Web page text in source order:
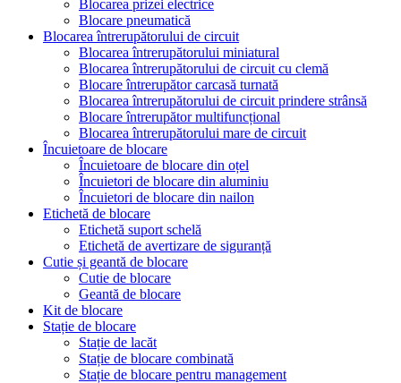
Blocarea prizei electrice
Blocare pneumatică
Blocarea întrerupătorului de circuit
Blocarea întrerupătorului miniatural
Blocarea întrerupătorului de circuit cu clemă
Blocare întrerupător carcasă turnată
Blocarea întrerupătorului de circuit prindere strânsă
Blocare întrerupător multifuncțional
Blocarea întrerupătorului mare de circuit
Încuietoare de blocare
Încuietoare de blocare din oțel
Încuietori de blocare din aluminiu
Încuietori de blocare din nailon
Etichetă de blocare
Etichetă suport schelă
Etichetă de avertizare de siguranță
Cutie și geantă de blocare
Cutie de blocare
Geantă de blocare
Kit de blocare
Stație de blocare
Stație de lacăt
Stație de blocare combinată
Stație de blocare pentru management